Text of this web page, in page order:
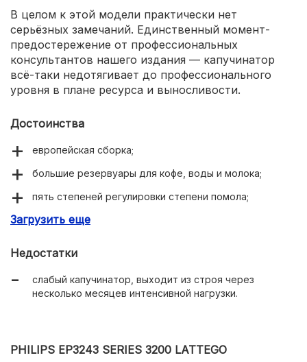
В целом к этой модели практически нет
серьёзных замечаний. Единственный момент-
предостережение от профессиональных
консультантов нашего издания — капучинатор
всё-таки недотягивает до профессионального
уровня в плане ресурса и выносливости.
Достоинства
европейская сборка;
большие резервуары для кофе, воды и молока;
пять степеней регулировки степени помола;
раздельные бойлеры;
сочетание цены, функционала и качества.
Загрузить еще
Недостатки
слабый капучинатор, выходит из строя через
несколько месяцев интенсивной нагрузки.
PHILIPS EP3243 SERIES 3200 LATTEGO